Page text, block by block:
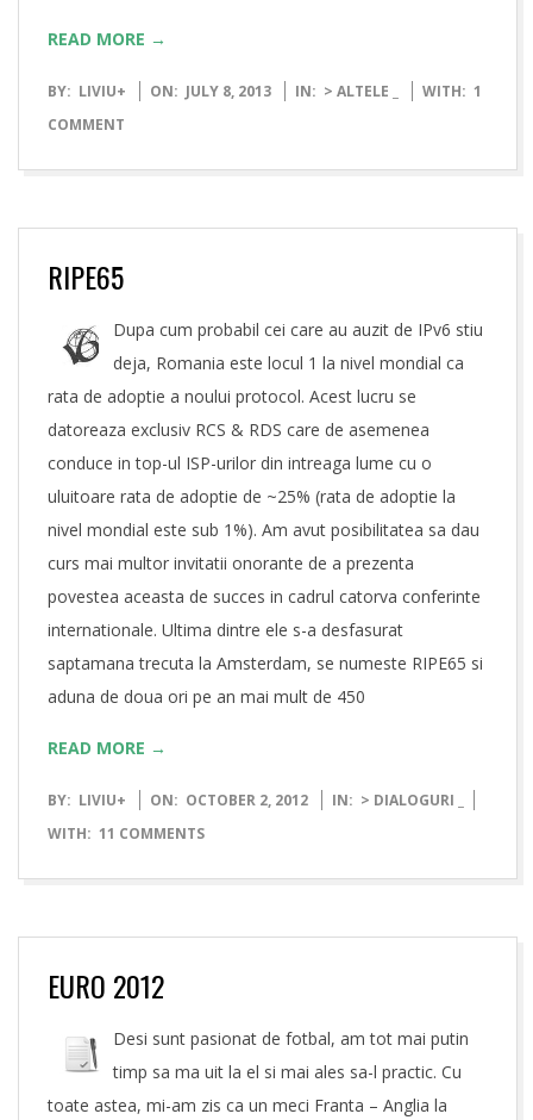
READ MORE →
2013-
07-
BY: LIVIU+ ON: JULY 8, 2013 IN: > ALTELE _ WITH: 1
COMMENT
RIPE65
Dupa cum probabil cei care au auzit de IPv6 stiu
deja, Romania este locul 1 la nivel mondial ca
rata de adoptie a noului protocol. Acest lucru se
datoreaza exclusiv RCS & RDS care de asemenea
conduce in top-ul ISP-urilor din intreaga lume cu o
uluitoare rata de adoptie de ~25% (rata de adoptie la
nivel mondial este sub 1%). Am avut posibilitatea sa dau
curs mai multor invitatii onorante de a prezenta
povestea aceasta de succes in cadrul catorva conferinte
internationale. Ultima dintre ele s-a desfasurat
saptamana trecuta la Amsterdam, se numeste RIPE65 si
aduna de doua ori pe an mai mult de 450
READ MORE →
2012-
10-
BY: LIVIU+ ON: OCTOBER 2, 2012 IN: > DIALOGURI _
WITH: 11 COMMENTS
EURO 2012
Desi sunt pasionat de fotbal, am tot mai putin
timp sa ma uit la el si mai ales sa-l practic. Cu
toate astea, mi-am zis ca un meci Franta – Anglia la